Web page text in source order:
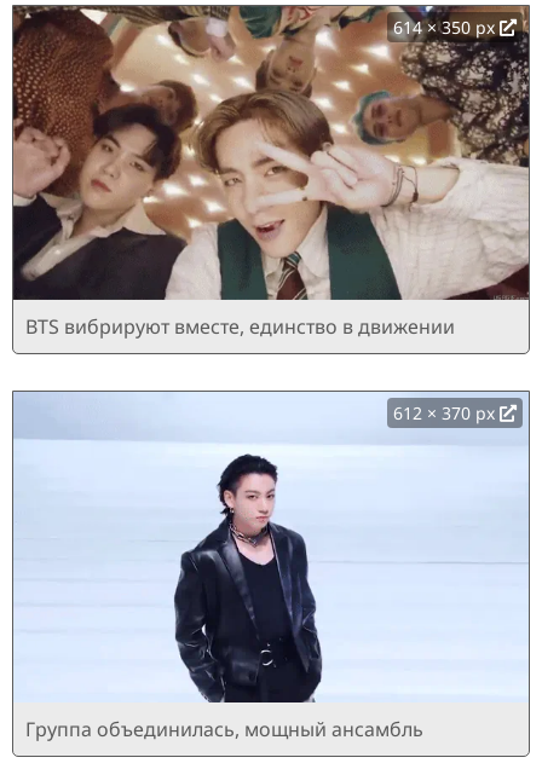
614 × 350 px
BTS вибрируют вместе, единство в движении
612 × 370 px
Группа объединилась, мощный ансамбль